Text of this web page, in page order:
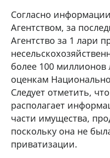
Согласно
Агентством, за
Агентство за 1 лари
более 100 миллионов
оценкам
Следует отметить,
располагает
части имущества,
поскольку она не
приватизации.